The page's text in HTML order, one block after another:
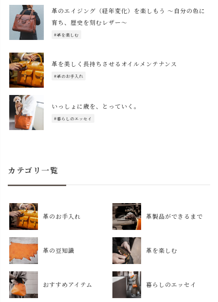
革のエイジング（経年変化）を楽しもう 〜自分の色に
育ち、歴史を刻むレザー〜
#革を楽しむ
革を美しく長持ちさせるオイルメンテナンス
#革のお手入れ
いっしょに歳を、とっていく。
#暮らしのエッセイ
カテゴリ一覧
革のお手入れ 革製品ができるまで
革の豆知識 革を楽しむ
おすすめアイテム 暮らしのエッセイ